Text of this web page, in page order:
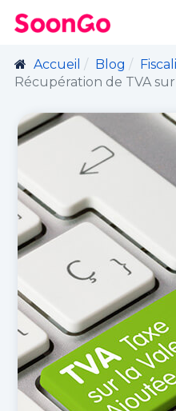
Accueil Blog
Récupération de TVA